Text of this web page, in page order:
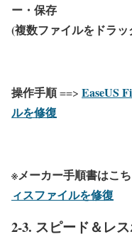
ー・保存
(複数ファイルをドラ
操作手順==> EaseUS
ルを修復
※メーカー手順書はこ
ィスファイルを修復
2-3. スピード＆レ